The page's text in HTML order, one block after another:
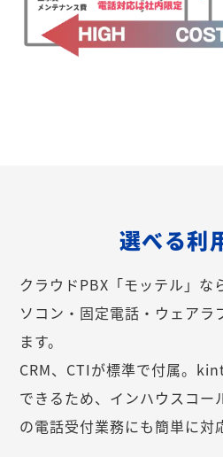
選べる利
クラウドPBX「モッテル」な
ソコン・固定電話・ウェアラ
ます。
CRM、CTIが標準で付属。
できるため、インハウスコー
の電話受付業務にも簡単に対